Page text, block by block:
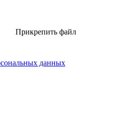
Прикрепить файл
данных